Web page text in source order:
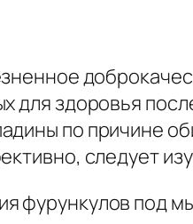
для здоровья
по причине
следует